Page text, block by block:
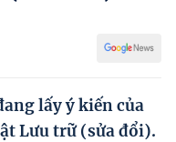
lấy ý kiến của
Lưu trữ (sửa đổi).